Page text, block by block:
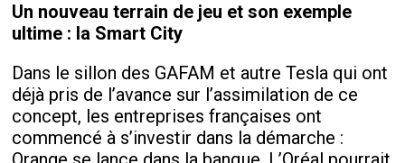
Un nouveau terrain de jeu et son exemple
ultime : la Smart City
Dans le sillon des GAFAM et autre Tesla qui ont
déjà pris de l’avance sur l’assimilation de ce
concept, les entreprises françaises ont
commencé à s’investir dans la démarche :